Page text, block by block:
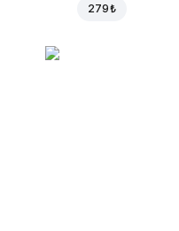
279 ₺